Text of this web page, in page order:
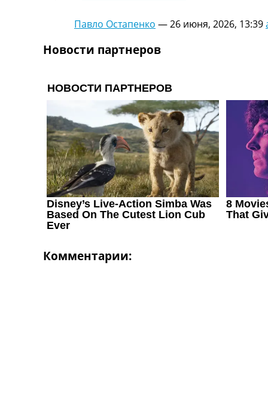
Новости футбола Украины
Последние комментарии
Логин
Правила
Коллективный прогноз
Турниры
Чемпионат Мира
Украина. Премьер-Лига
Украина. Первая Лига
Лига Чемпионов
Англия. Премьер Лига
Испания. Ла Лига
Другие Турниры >>>
Таблицы
Украина. Первая Лига
Лига Чемпионов. Таблицы групп
Павло Остапенко —26 июня, 2026, 13:39
Новости партнеров
Комментарии: